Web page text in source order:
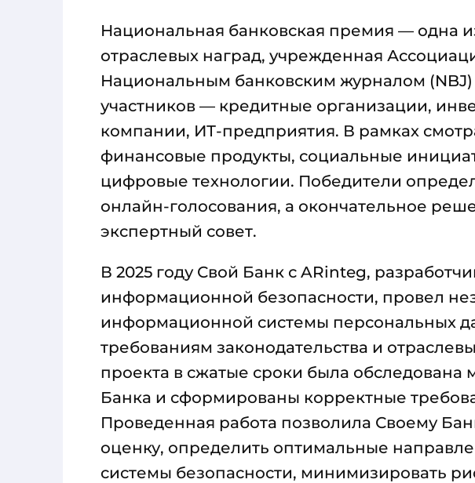
Национальная банковская премия — одна
отраслевых наград, учрежденная
Национальным банковским журналом (NBJ)
участников — кредитные организации,
компании, ИТ-предприятия. В рамках
финансовые продукты, социальные
цифровые технологии. Победители
онлайн-голосования, а окончательное
экспертный совет.
В 2025 году Свой Банк с ARinteg,
информационной безопасности, провел
информационной системы персональных
требованиям законодательства и
проекта в сжатые сроки была обследована
Банка и сформированы корректные
Проведенная работа позволила Своему
оценку, определить оптимальные
системы безопасности, минимизировать